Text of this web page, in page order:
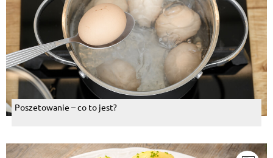
Poszetowanie – co to jest?